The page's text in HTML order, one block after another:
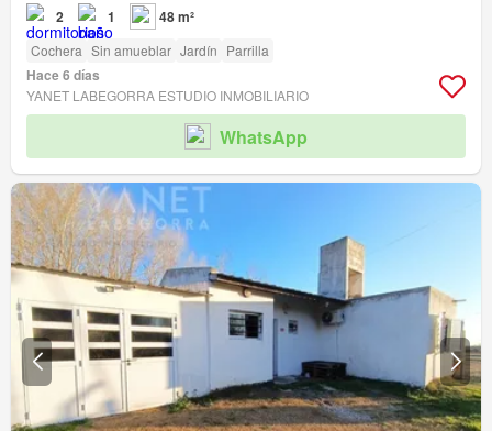
2 1 48 m²
Cochera Sin amueblar Jardín Parrilla
Hace 6 días
YANET LABEGORRA ESTUDIO INMOBILIARIO
WhatsApp